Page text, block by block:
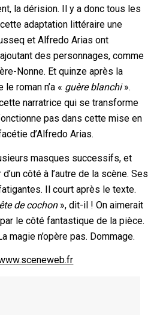
la dérision. Il y a donc tous les
adaptation littéraire une
et Alfredo Arias ont
des personnages, comme
Nonne. Et quinze après la
roman n’a « guère blanchi».
narratrice qui se transforme
pas dans cette mise en
d’Alfredo Arias.
masques successifs, et
côté à l’autre de la scène. Ses
Il court après le texte.
de cochon», dit-il ! On aimerait
le côté fantastique de la pièce.
magie n’opère pas. Dommage.